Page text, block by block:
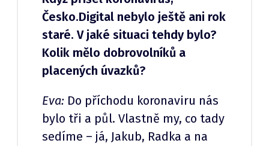
Česko.Digital nebylo ještě ani rok
staré. V jaké situaci tehdy bylo?
Kolik mělo dobrovolníků a
placených úvazků?
Eva: Do příchodu koronaviru nás
bylo tři a půl. Vlastně my, co tady
sedíme – já, Jakub, Radka a na